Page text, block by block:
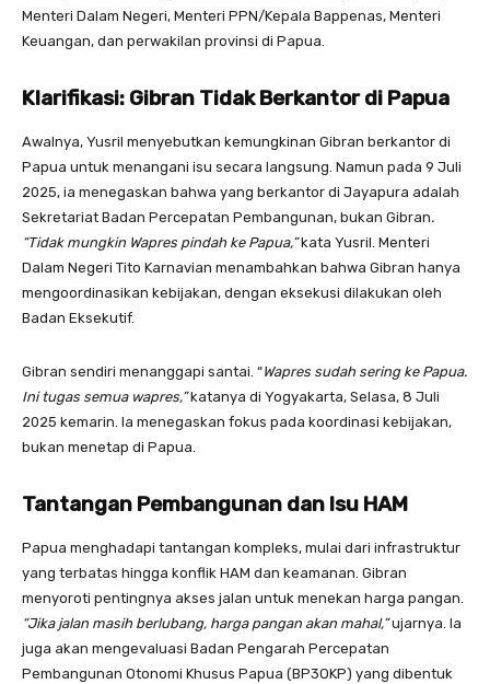
Menteri Dalam Negeri, Menteri PPN/Kepala Bappenas, Menteri
Keuangan, dan perwakilan provinsi di Papua.
Klarifikasi: Gibran Tidak Berkantor di Papua
Awalnya, Yusril menyebutkan kemungkinan Gibran berkantor di
Papua untuk menangani isu secara langsung. Namun pada 9 Juli
2025, ia menegaskan bahwa yang berkantor di Jayapura adalah
Sekretariat Badan Percepatan Pembangunan, bukan Gibran.
“Tidak mungkin Wapres pindah ke Papua,”kata Yusril. Menteri
Dalam Negeri Tito Karnavian menambahkan bahwa Gibran hanya
mengoordinasikan kebijakan, dengan eksekusi dilakukan oleh
Badan Eksekutif.
Gibran sendiri menanggapi santai. “Wapres sudah sering ke Papua.
Ini tugas semua wapres,”katanya di Yogyakarta, Selasa, 8 Juli
2025 kemarin. Ia menegaskan fokus pada koordinasi kebijakan,
bukan menetap di Papua.
Tantangan Pembangunan dan Isu HAM
Papua menghadapi tantangan kompleks, mulai dari infrastruktur
yang terbatas hingga konflik HAM dan keamanan. Gibran
menyoroti pentingnya akses jalan untuk menekan harga pangan.
“Jika jalan masih berlubang, harga pangan akan mahal,”ujarnya. Ia
juga akan mengevaluasi Badan Pengarah Percepatan
Pembangunan Otonomi Khusus Papua (BP3OKP) yang dibentuk